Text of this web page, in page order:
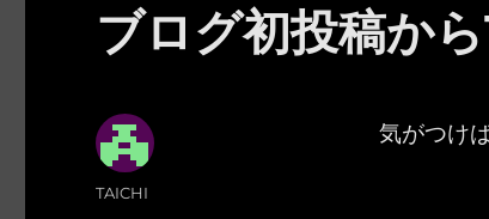
ブログ初投稿か
気がつけ
投
TAICHI